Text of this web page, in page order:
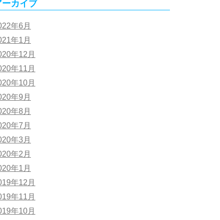
ーカイブ
年6月
年1月
年12月
年11月
年10月
年9月
年8月
年7月
年3月
年2月
年1月
年12月
年11月
年10月